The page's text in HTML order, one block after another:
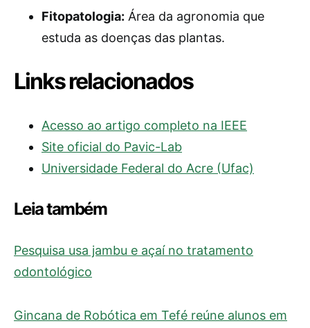
Fitopatologia: Área da agronomia que
estuda as doenças das plantas.
Links relacionados
Acesso ao artigo completo na IEEE
Site oficial do Pavic-Lab
Universidade Federal do Acre (Ufac)
Leia também
Pesquisa usa jambu e açaí no tratamento
odontológico
Gincana de Robótica em Tefé reúne alunos em